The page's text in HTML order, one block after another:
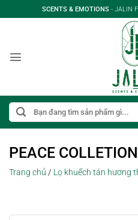
qua
SCENTS & EMOTIONS - JALIN
Tìm
kiếm:
PEACE COLLETION
Trang chủ / Lọ khuếch tán hương